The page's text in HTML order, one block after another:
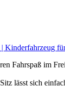
Kinderfahrzeug
Fahrspaß im
sich